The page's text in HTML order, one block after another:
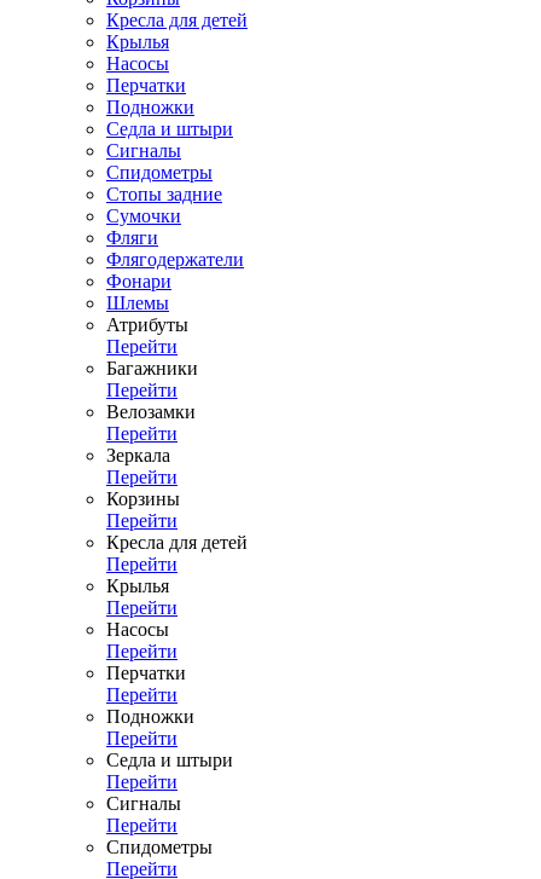
Кресла для детей
Крылья
Насосы
Перчатки
Подножки
Седла и штыри
Сигналы
Спидометры
Стопы задние
Сумочки
Фляги
Флягодержатели
Фонари
Шлемы
Атрибуты
Перейти
Багажники
Перейти
Велозамки
Перейти
Зеркала
Перейти
Корзины
Перейти
Кресла для детей
Перейти
Крылья
Перейти
Насосы
Перейти
Перчатки
Перейти
Подножки
Перейти
Седла и штыри
Перейти
Сигналы
Перейти
Спидометры
Перейти